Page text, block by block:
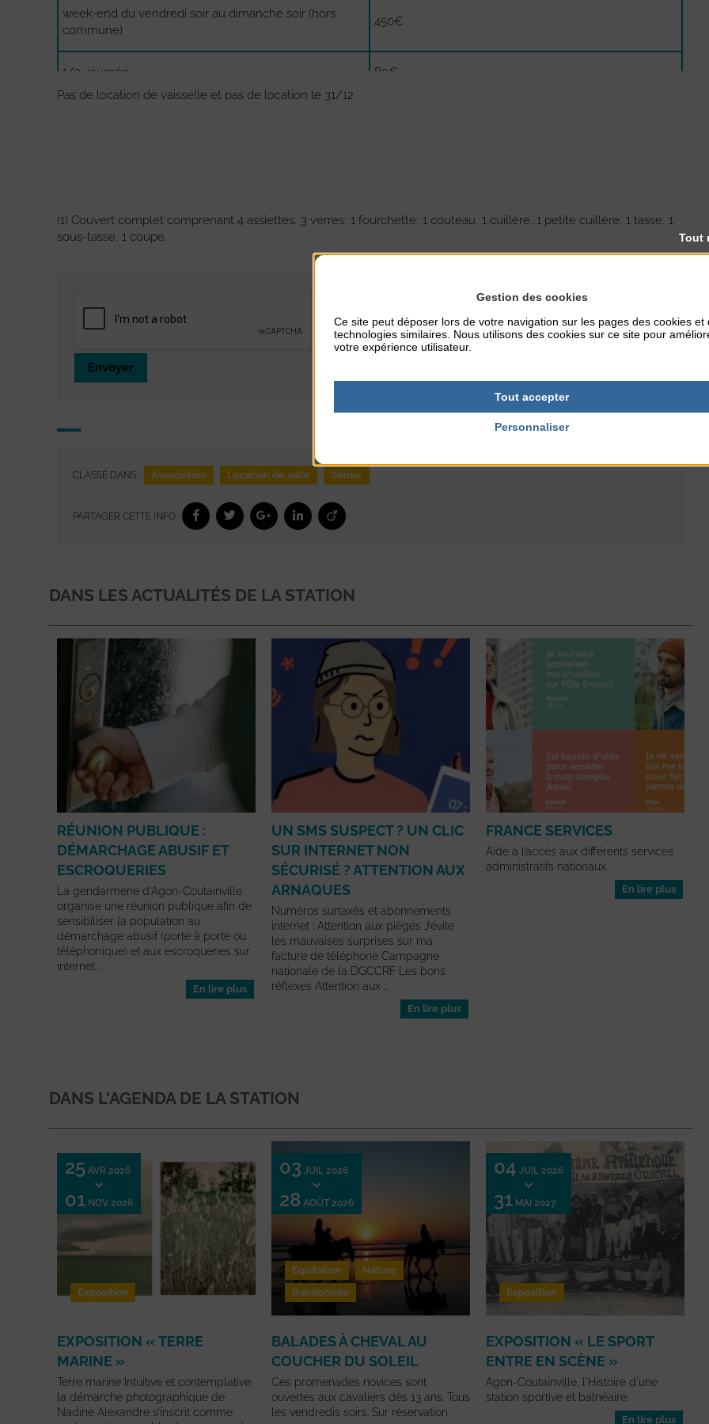
week-end du vendredi soir au dimanche soir (hors
commune)
450€
1/2 journée 80€
Pas de location de vaisselle et pas de location le 31/12
(1) Couvert complet comprenant 4 assiettes, 3 verres, 1 fourchette, 1 couteau, 1 cuillère, 1 petite cuillère, 1 tasse, 1
sous-tasse, 1 coupe.
Envoyer
CLASSÉ DANS : Association Location de salle Sénior
PARTAGER CETTE INFO :
DANS LES ACTUALITÉS DE LA STATION
RÉUNION PUBLIQUE :
DÉMARCHAGE ABUSIF ET
ESCROQUERIES
La gendarmerie d’Agon-Coutainville
organise une réunion publique afin de
sensibiliser la population au
démarchage abusif (porte à porte ou
téléphonique) et aux escroqueries sur
internet. ...
En lire plus
UN SMS SUSPECT ? UN CLIC
SUR INTERNET NON
SÉCURISÉ ? ATTENTION AUX
ARNAQUES
Numéros surtaxés et abonnements
internet : Attention aux pièges J’évite
les mauvaises surprises sur ma
facture de téléphone Campagne
nationale de la DGCCRF Les bons
réflexes Attention aux ...
En lire plus
FRANCE SERVICES
Aide à l’accès aux différents services
administratifs nationaux.
En lire plus
DANS L'AGENDA DE LA STATION
25 AVR 2026
01 NOV 2026
Exposition
EXPOSITION « TERRE
MARINE »
Terre marine Intuitive et contemplative,
la démarche photographique de
Nadine Alexandre s’inscrit comme
03 JUIL 2026
28 AOÛT 2026
Equitation
Nature
Randonnée
BALADES À CHEVAL AU
COUCHER DU SOLEIL
Ces promenades novices sont
ouvertes aux cavaliers dès 13 ans. Tous
les vendredis soirs. Sur réservation.
04 JUIL 2026
31 MAI 2027
Exposition
EXPOSITION « LE SPORT
ENTRE EN SCÈNE »
Agon-Coutainville, l'Histoire d'une
station sportive et balnéaire.
En lire plus
Gestion des cookies
Ce site peut déposer lors de votre navigation sur les pages des cookies et
technologies similaires. Nous utilisons des cookies sur ce site pour
votre expérience utilisateur.
Tout accepter
Tout
Personnaliser